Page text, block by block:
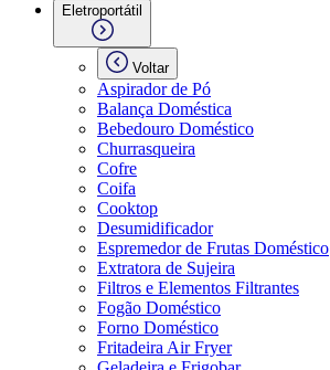
Eletroportátil
Voltar
Aspirador de Pó
Balança Doméstica
Bebedouro Doméstico
Churrasqueira
Cofre
Coifa
Cooktop
Desumidificador
Espremedor de Frutas Doméstico
Extratora de Sujeira
Filtros e Elementos Filtrantes
Fogão Doméstico
Forno Doméstico
Fritadeira Air Fryer